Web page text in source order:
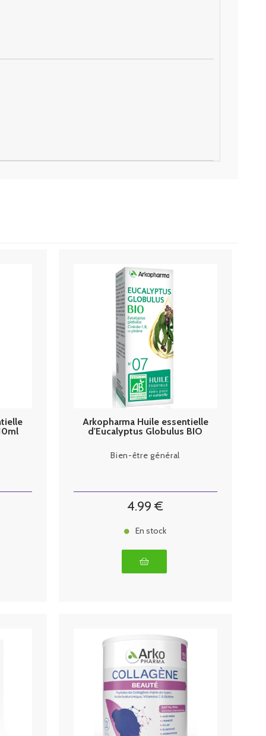
Arkopharma Huile essentielle
d'Eucalyptus Globulus BIO
Bien-être général
4.99 €
En stock